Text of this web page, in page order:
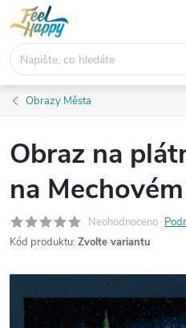
Přejít
na
obsah
Obrazy Města
Obraz na
na
Neohodnoceno
Kód produktu: Zvolte variantu